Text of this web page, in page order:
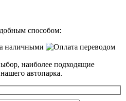
способом:
наиболее подходящие
автопарка.